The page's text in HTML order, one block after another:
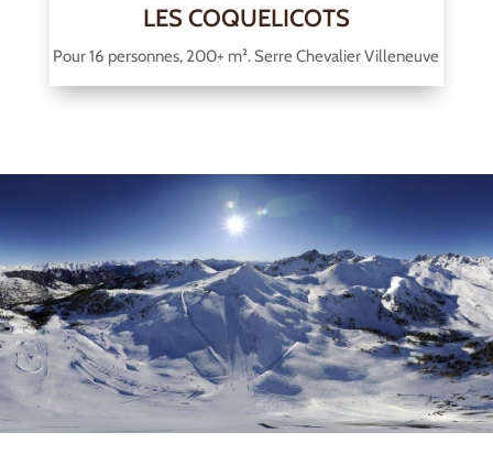
LES COQUELICOTS
Pour 16 personnes, 200+ m². Serre Chevalier Villeneuve